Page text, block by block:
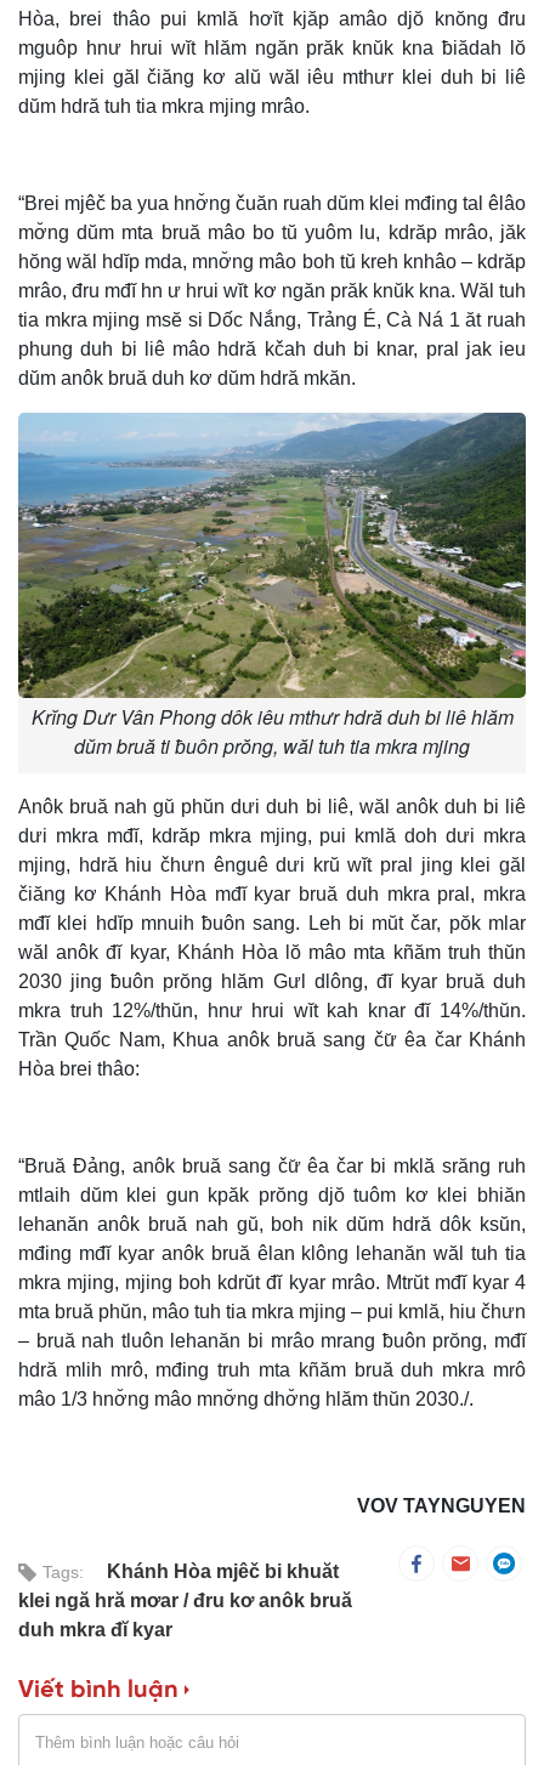
Hòa, brei thâo pui kmlă hơĭt kjăp amâo djŏ knŏng đru
mguôp hnư hrui wĭt hlăm ngăn prăk knŭk kna ƀiădah lŏ
mjing klei găl čiăng kơ alŭ wăl iêu mthưr klei duh bi liê
dŭm hdră tuh tia mkra mjing mrâo.
“Brei mjêč ba yua hnơ̆ng čuăn ruah dŭm klei mđing tal êlâo
mơ̆ng dŭm mta bruă mâo bo tŭ yuôm lu, kdrăp mrâo, jăk
hŏng wăl hdĭp mda, mnơ̆ng mâo boh tŭ kreh knhâo – kdrăp
mrâo, đru mđĭ hn ư hrui wĭt kơ ngăn prăk knŭk kna. Wăl tuh
tia mkra mjing msĕ si Dốc Nắng, Trảng É, Cà Ná 1 ăt ruah
phung duh bi liê mâo hdră kčah duh bi knar, pral jak ieu
dŭm anôk bruă duh kơ dŭm hdră mkăn.
Krĭng Dưr Vân Phong dôk iêu mthưr hdră duh bi liê hlăm
dŭm bruă ti ƀuôn prŏng, wăl tuh tia mkra mjing
Anôk bruă nah gŭ phŭn dưi duh bi liê, wăl anôk duh bi liê
dưi mkra mđĭ, kdrăp mkra mjing, pui kmlă doh dưi mkra
mjing, hdră hiu čhưn ênguê dưi krŭ wĭt pral jing klei găl
čiăng kơ Khánh Hòa mđĭ kyar bruă duh mkra pral, mkra
mđĭ klei hdĭp mnuih ƀuôn sang. Leh bi mŭt čar, pŏk mlar
wăl anôk đĭ kyar, Khánh Hòa lŏ mâo mta kñăm truh thŭn
2030 jing ƀuôn prŏng hlăm Gưl dlông, đĭ kyar bruă duh
mkra truh 12%/thŭn, hnư hrui wĭt kah knar đĭ 14%/thŭn.
Trần Quốc Nam, Khua anôk bruă sang čư̆ êa čar Khánh
Hòa brei thâo:
“Bruă Đảng, anôk bruă sang čư̆ êa čar bi mklă srăng ruh
mtlaih dŭm klei gun kpăk prŏng djŏ tuôm kơ klei bhiăn
lehanăn anôk bruă nah gŭ, boh nik dŭm hdră dôk ksŭn,
mđing mđĭ kyar anôk bruă êlan klông lehanăn wăl tuh tia
mkra mjing, mjing boh kdrŭt đĭ kyar mrâo. Mtrŭt mđĭ kyar 4
mta bruă phŭn, mâo tuh tia mkra mjing – pui kmlă, hiu čhưn
– bruă nah tluôn lehanăn bi mrâo mrang ƀuôn prŏng, mđĭ
hdră mlih mrô, mđing truh mta kñăm bruă duh mkra mrô
mâo 1/3 hnơ̆ng mâo mnơ̆ng dhơ̆ng hlăm thŭn 2030./.
VOV TAYNGUYEN
Tags:
Khánh Hòa mjêč bi khuăt
klei ngă hră mơar
đru kơ anôk bruă
duh mkra đĭ kyar
Viết bình luận